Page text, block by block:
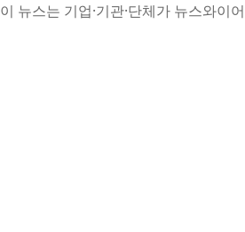
이 뉴스는 기업·기관·단체가 뉴스와